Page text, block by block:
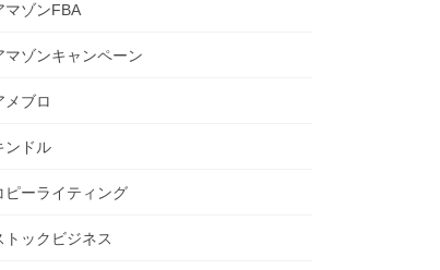
マゾンFBA
マゾンキャンペーン
メブロ
ンドル
ピーライティング
トックビジネス